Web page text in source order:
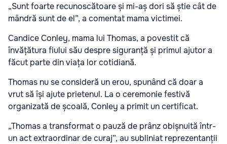
„Sunt foarte recunoscătoare și mi-aș dori să știe cât de
mândră sunt de el”, a comentat mama victimei.
Candice Conley, mama lui Thomas, a povestit că
învățătura fiului său despre siguranță și primul ajutor a
făcut parte din viața lor cotidiană.
Thomas nu se consideră un erou, spunând că doar a
vrut să își ajute prietenul. La o ceremonie festivă
organizată de școală, Conley a primit un certificat.
„Thomas a transformat o pauză de prânz obișnuită într-
un act extraordinar de curaj”, au subliniat reprezentanții